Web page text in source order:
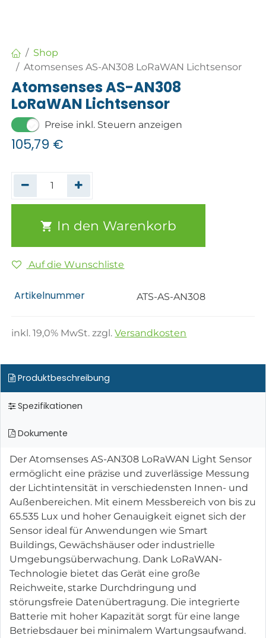
Shop
Atomsenses AS-AN308 LoRaWAN Lichtsensor
Atomsenses AS-AN308
LoRaWAN Lichtsensor
Preise inkl. Steuern anzeigen
105,79 €
In den Warenkorb
Auf die Wunschliste
Artikelnummer ATS-AS-AN308
inkl.19,0% MwSt. zzgl.Versandkosten
Produktbeschreibung
Spezifikationen
Dokumente
Der Atomsenses AS-AN308 LoRaWAN Light Sensor
ermöglicht eine präzise und zuverlässige Messung
der Lichtintensität in verschiedensten Innen- und
Außenbereichen. Mit einem Messbereich von bis zu
65.535 Lux und hoher Genauigkeit eignet sich der
Sensor ideal für Anwendungen wie Smart
Buildings, Gewächshäuser oder industrielle
Umgebungsüberwachung. Dank LoRaWAN-
Technologie bietet das Gerät eine große
Reichweite, starke Durchdringung und
störungsfreie Datenübertragung. Die integrierte
Batterie mit hoher Kapazität sorgt für eine lange
Betriebsdauer bei minimalem Wartungsaufwand.